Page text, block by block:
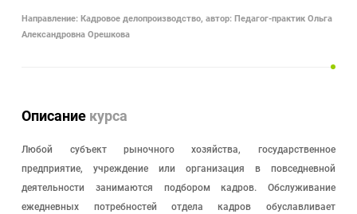
Направление: Кадровое делопроизводство, автор: Педагог-практик Ольга
Александровна Орешкова
Описание курса
Любой субъект рыночного хозяйства, государственное
предприятие, учреждение или организация в повседневной
деятельности занимаются подбором кадров. Обслуживание
ежедневных потребностей отдела кадров обуславливает